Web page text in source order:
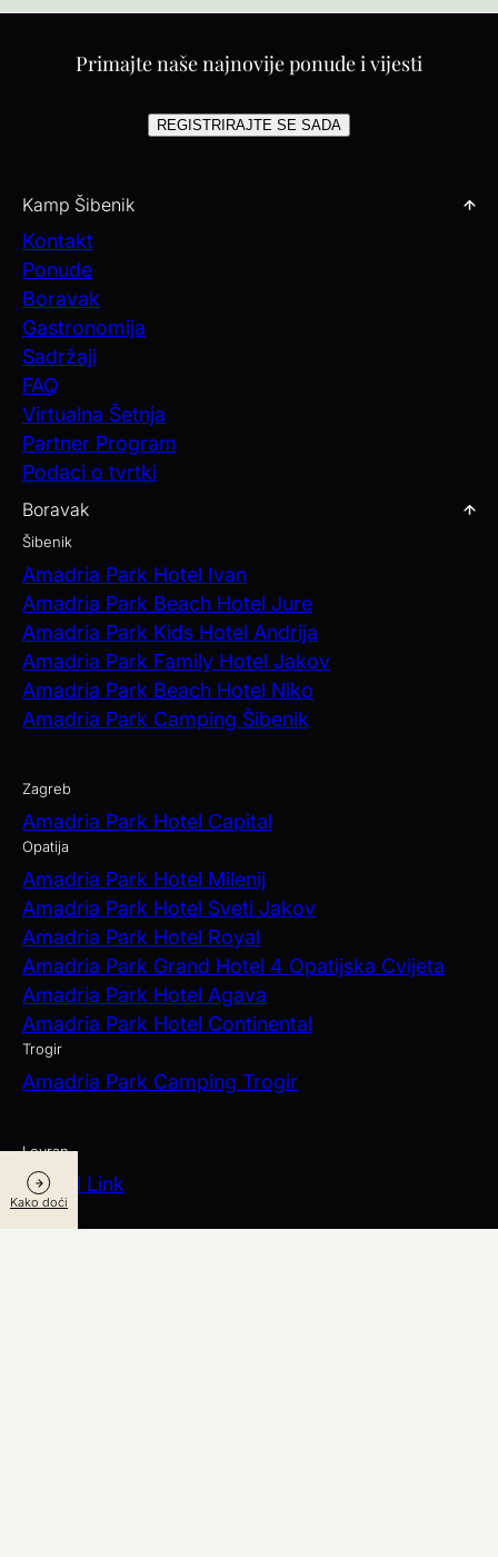
Kako doći
Primajte naše najnovije ponude i vijesti
REGISTRIRAJTE SE SADA
Kamp Šibenik
Kontakt
Ponude
Boravak
Gastronomija
Sadržaji
FAQ
Virtualna Šetnja
Partner Program
Podaci o tvrtki
Boravak
Šibenik
Amadria Park Hotel Ivan
Amadria Park Beach Hotel Jure
Amadria Park Kids Hotel Andrija
Amadria Park Family Hotel Jakov
Amadria Park Beach Hotel Niko
Amadria Park Camping Šibenik
Zagreb
Amadria Park Hotel Capital
Opatija
Amadria Park Hotel Milenij
Amadria Park Hotel Sveti Jakov
Amadria Park Hotel Royal
Amadria Park Grand Hotel 4 Opatijska Cvijeta
Amadria Park Hotel Agava
Amadria Park Hotel Continental
Trogir
Amadria Park Camping Trogir
Lovran
Hostel Link